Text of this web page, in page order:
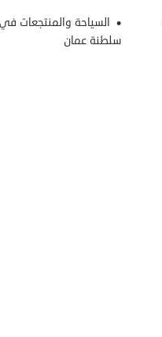
السياحة والمنتجعات في
سلطنة عمان